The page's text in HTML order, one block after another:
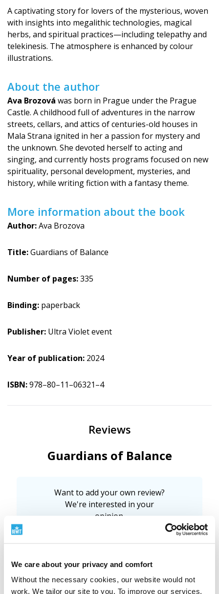
We care about your privacy and comfort
Without the necessary cookies, our website would not
work. We tailor our site to you. To improve our services,
A captivating story for lovers of the mysterious, woven
with insights into megalithic technologies, magical
herbs, and spiritual practices—including telepathy and
telekinesis. The atmosphere is enhanced by colour
illustrations.
About the author
Ava Brozová was born in Prague under the Prague
Castle. A childhood full of adventures in the narrow
streets, cellars, and attics of centuries-old houses in
Mala Strana ignited in her a passion for mystery and
the unknown. She devoted herself to acting and
singing, and currently hosts programs focused on new
spirituality, personal development, mysteries, and
history, while writing fiction with a fantasy theme.
More information about the book
Author:Ava Brozova
Title:Guardians of Balance
Number of pages:335
Binding: paperback
Publisher: Ultra Violet event
Year of publication: 2024
ISBN:978–80–11–06321–4
Reviews
Guardians of Balance
Want to add your own review?
We're interested in your
opinion.
(2 reviews)